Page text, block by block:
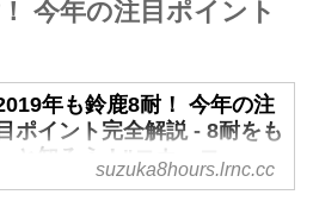
年も16歳〜22歳が事前申し
る【鈴鹿8耐ヤング割0円キャン
ーン】が実施される。定員に達
し次第終了となるので今すぐ申し
今年の注目ポイント
年も鈴鹿8耐！ 今年の注
ポイント完全解説 - 8耐をも
っと知ろう！"コカ・コー
ラ"鈴鹿8耐 特設サイト
suzuka8hours.lrnc.cc